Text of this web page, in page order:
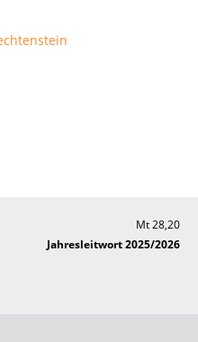
Mt 28,20
Jahresleitwort 2025/2026